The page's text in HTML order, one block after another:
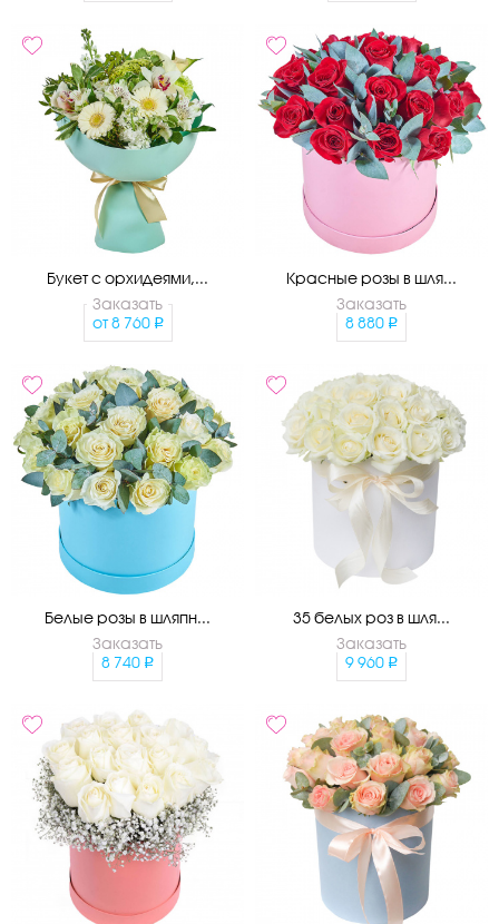
Букет с орхидеями,...
Заказать
от 8 760
Красные розы в шля...
Заказать
8 880
Белые розы в шляпн...
Заказать
8 740
35 белых роз в шля...
Заказать
9 960